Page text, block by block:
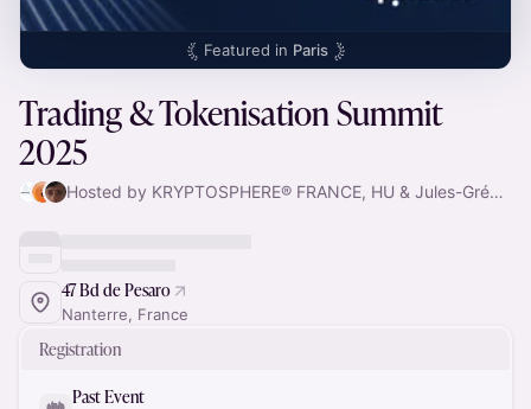
Featured in Paris
Trading & Tokenisation Summit
2025
Hosted by KRYPTOSPHERE® FRANCE, HU & Jules-Grégoire
47 Bd de Pesaro
Nanterre, France
Registration
Past Event